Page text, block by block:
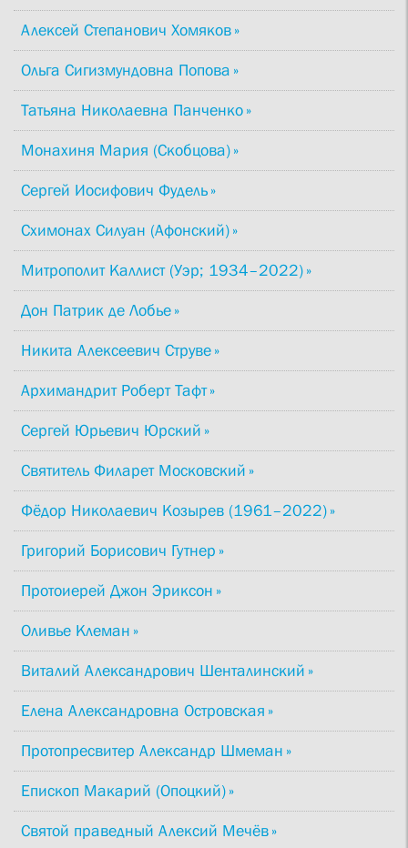
Алексей Степанович Хомяков
Ольга Сигизмундовна Попова
Татьяна Николаевна Панченко
Монахиня Мария (Скобцова)
Сергей Иосифович Фудель
Схимонах Силуан (Афонский)
Митрополит Каллист (Уэр; 1934–2022)
Дон Патрик де Лобье
Никита Алексеевич Струве
Архимандрит Роберт Тафт
Сергей Юрьевич Юрский
Святитель Филарет Московский
Фёдор Николаевич Козырев (1961–2022)
Григорий Борисович Гутнер
Протоиерей Джон Эриксон
Оливье Клеман
Виталий Александрович Шенталинский
Елена Александровна Островская
Протопресвитер Александр Шмеман
Епископ Макарий (Опоцкий)
Святой праведный Алексий Мечёв